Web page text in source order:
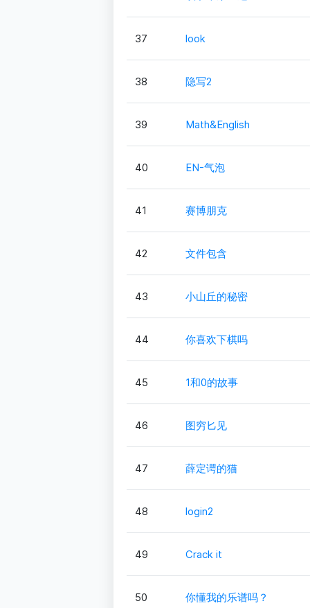
37 look
38 隐写2
39 Math&English
40 EN-气泡
41 赛博朋克
42 文件包含
43 小山丘的秘密
44 你喜欢下棋吗
45 1和0的故事
46 图穷匕见
47 薛定谔的猫
48 login2
49 Crack it
50 你懂我的乐谱吗？